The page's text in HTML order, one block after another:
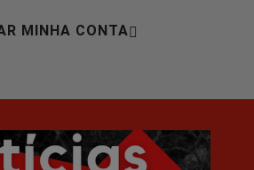
MINHA CONTA